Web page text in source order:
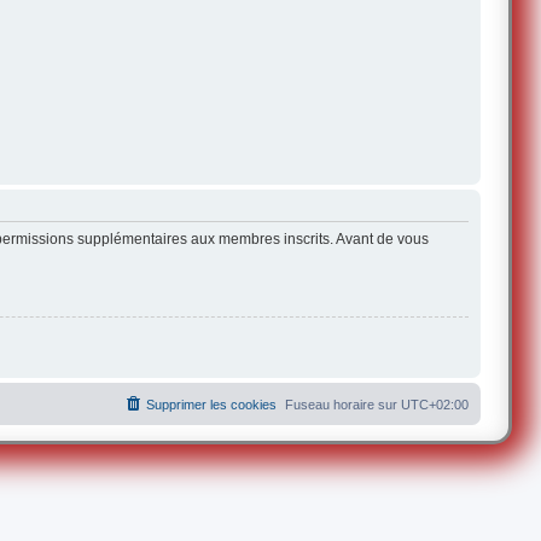
supplémentaires aux membres inscrits. Avant de vous
Fuseau horaire sur UTC+02:00
Supprimer les cookies